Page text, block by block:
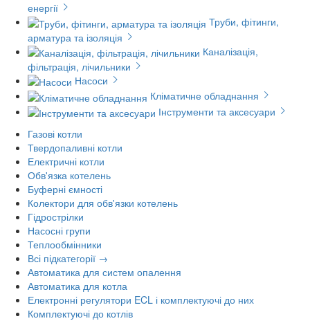
енергії
Труби, фітинги,
арматура та ізоляція
Каналізація,
фільтрація, лічильники
Насоси
Кліматичне обладнання
Інструменти та аксесуари
Газові котли
Твердопаливні котли
Електричні котли
Обв'язка котелень
Буферні ємності
Колектори для обв'язки котелень
Гідрострілки
Насосні групи
Теплообмінники
Всі підкатегорії →
Автоматика для систем опалення
Автоматика для котла
Електронні регулятори ECL і комплектуючі до них
Комплектуючі до котлів